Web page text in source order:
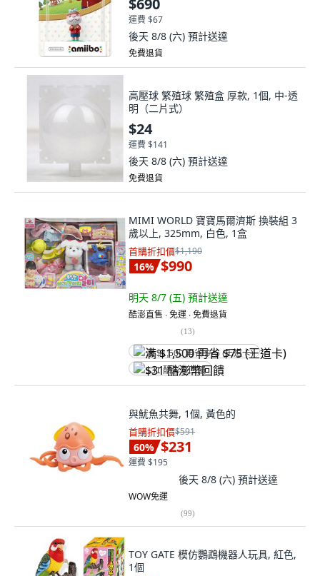
$690
運費 $67
後天 8/8 (六) 預計送達
免費退貨
高壓球 繁殖球 繁殖盒 厚款, 1個, 中-透
明（二片式）
$24
運費 $141
後天 8/8 (六) 預計送達
免費退貨
MIMI WORLD 寶寶馬爾濟斯 換裝組 3
歲以上, 325mm, 白色, 1盒
首購折扣價$1,190
16% $990
明天 8/7 (五) 預計送達
酷澎直售 ∙ 免運 ∙ 免費退貨
(13)
满 $1,500 再省 $75 (王道卡)
$31 酷澎幣回饋
與魷魚共舞, 1個, 黃色的
首購折扣價$591
60% $231
運費 $195
後天 8/8 (六) 預計送達
WOW免運
(99)
TOY GATE 模仿鸚鵡機器人玩具, 紅色,
1個